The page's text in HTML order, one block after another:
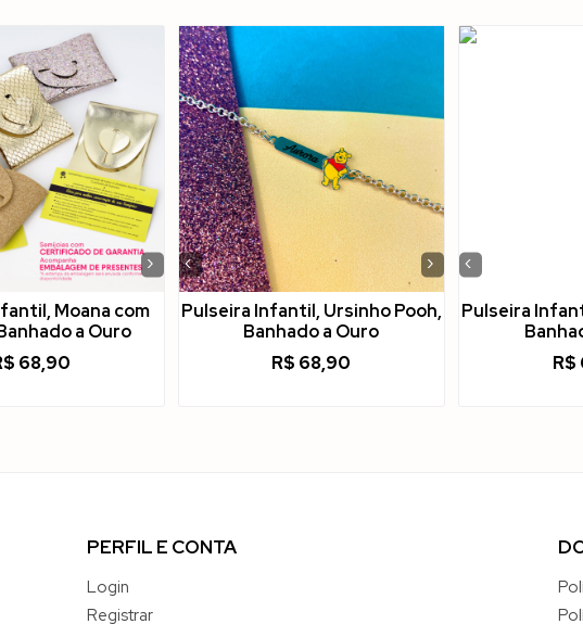
›
Moana com
a Ouro
68,90
‹ ›
Pulseira Infantil, Ursinho Pooh,
Banhado a Ouro
R$ 68,90
‹
Pulseira
R$
PERFIL E CONTA
Login
Registrar